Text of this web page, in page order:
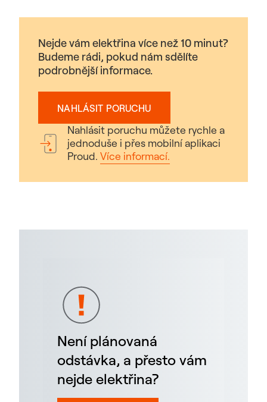
Nejde vám elektřina více než 10 minut?
Budeme rádi, pokud nám sdělíte
podrobnější informace.
NAHLÁSIT PORUCHU
Nahlásit poruchu můžete rychle a
jednoduše i přes mobilní aplikaci
Proud. Více informací.
Není plánovaná
odstávka, a přesto vám
nejde elektřina?